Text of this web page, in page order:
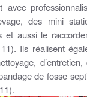
avec
des mini
et aussi le
Ils réalisent
de fosse